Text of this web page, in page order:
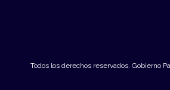
Todos los derechos reservados. Gobierno